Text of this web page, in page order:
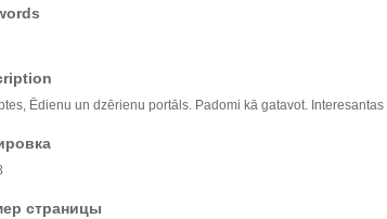
Ēdienu un dzērienu portāls. Padomi kā gatavot.
страницы